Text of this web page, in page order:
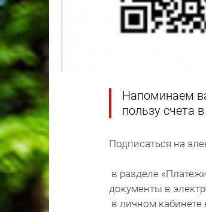
Напоминаем
пользу счета
Подписаться на
в разделе
документы в
в личном